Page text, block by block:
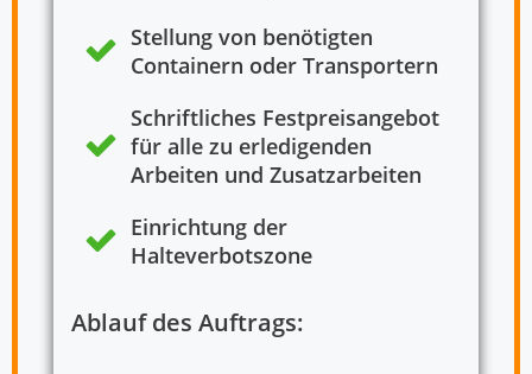
Stellung von benötigten
Containern oder Transportern
Schriftliches Festpreisangebot
für alle zu erledigenden
Arbeiten und Zusatzarbeiten
Einrichtung der
Halteverbotszone
Ablauf des Auftrags: